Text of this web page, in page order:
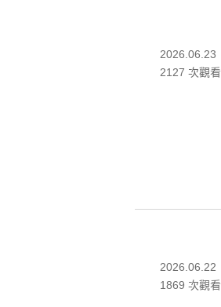
2026.06.23
2127 次觀看
2026.06.22
1869 次觀看